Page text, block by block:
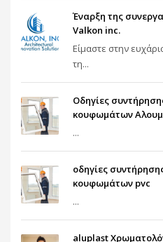
Έναρξη της
Valkon inc.
Είμαστε στην
τη...
Οδηγίες
κουφωμάτων
...
οδηγίες
κουφωμάτων pvc
...
aluplast